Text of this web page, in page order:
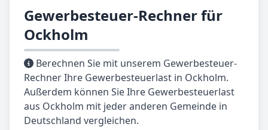
Gewerbesteuer-Rechner für
Ockholm
Berechnen Sie mit unserem Gewerbesteuer-
Rechner Ihre Gewerbesteuerlast in Ockholm.
Außerdem können Sie Ihre Gewerbesteuerlast
aus Ockholm mit jeder anderen Gemeinde in
Deutschland vergleichen.